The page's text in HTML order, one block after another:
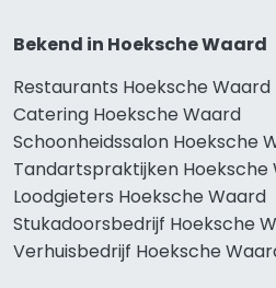
Bekend in Hoeksche Waard
Restaurants Hoeksche Waard
Catering Hoeksche Waard
Schoonheidssalon Hoeksche
Tandartspraktijken Hoeksche
Loodgieters Hoeksche Waard
Stukadoorsbedrijf Hoeksche
Verhuisbedrijf Hoeksche